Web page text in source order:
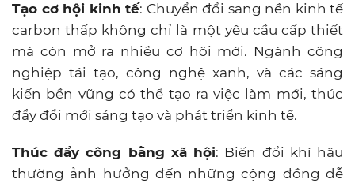
Tạo cơ hội kinh tế: Chuyển đổi sang nền kinh tế
carbon thấp không chỉ là một yêu cầu cấp thiết
mà còn mở ra nhiều cơ hội mới. Ngành công
nghiệp tái tạo, công nghệ xanh, và các sáng
kiến bền vững có thể tạo ra việc làm mới, thúc
đẩy đổi mới sáng tạo và phát triển kinh tế.
Thúc đẩy công bằng xã hội: Biến đổi khí hậu
thường ảnh hưởng đến những cộng đồng dễ